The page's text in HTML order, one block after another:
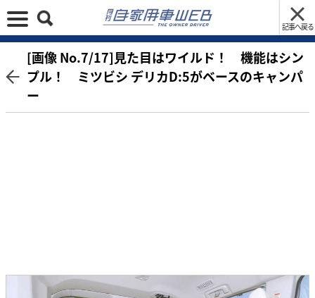
記事へ戻る
[画像 No.7/17]見た目はワイルド！ 機能はシン
プル！ ミツビシ デリカD:5がベースのキャンパ
ー